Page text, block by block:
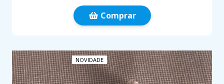
Comprar
NOVIDADE